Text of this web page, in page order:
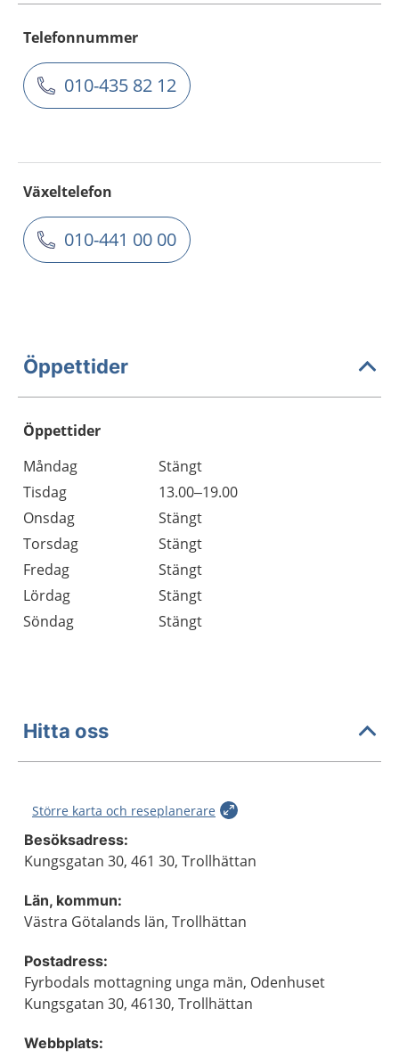
Telefonnummer
010-435 82 12
Växeltelefon
010-441 00 00
Öppettider
Öppettider
Dag
Öppettider
Kommentarer
Måndag
Stängt
Tisdag
13.00–19.00
Onsdag
Stängt
Torsdag
Stängt
Fredag
Stängt
Lördag
Stängt
Söndag
Stängt
Hitta oss
Större karta och reseplanerare
Besöksadress:
Kungsgatan 30, 461 30, Trollhättan
Län, kommun:
Västra Götalands län, Trollhättan
Postadress:
Fyrbodals mottagning unga män, Odenhuset
Kungsgatan 30, 46130, Trollhättan
Webbplats: